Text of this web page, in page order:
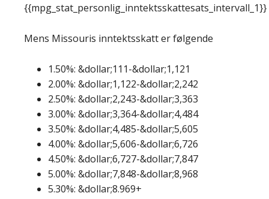
{{mpg_stat_personlig_inntektsskattesats_intervall_1}}
Mens Missouris inntektsskatt er følgende
1.50%: &dollar;111-&dollar;1,121
2.00%: &dollar;1,122-&dollar;2,242
2.50%: &dollar;2,243-&dollar;3,363
3.00%: &dollar;3,364-&dollar;4,484
3.50%: &dollar;4,485-&dollar;5,605
4.00%: &dollar;5,606-&dollar;6,726
4.50%: &dollar;6,727-&dollar;7,847
5.00%: &dollar;7,848-&dollar;8,968
5.30%: &dollar;8.969+